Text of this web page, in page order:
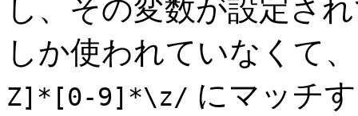
し、その変数が設定さ
しか使われていなくて
Z]*[0-9]*\z/ にマッチ